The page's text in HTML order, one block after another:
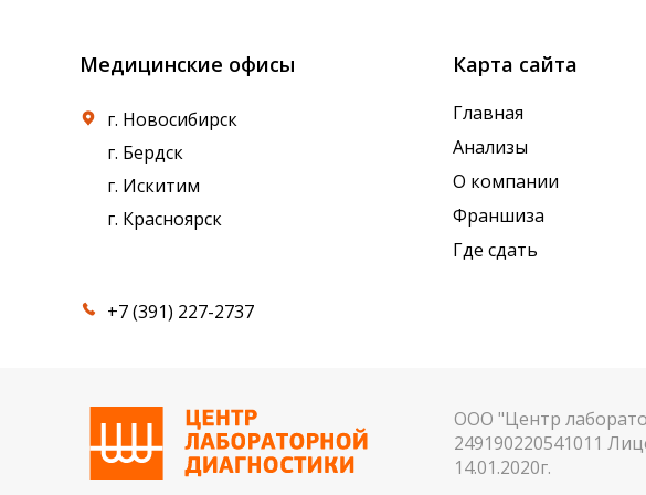
Медицинские офисы
г. Новосибирск
г. Бердск
г. Искитим
г. Красноярск
+7 (391) 227-2737
Карта сайта
Главная
Анализы
О компании
Франшиза
Где сдать
ООО "Центр
249190220541011
14.01.2020г.